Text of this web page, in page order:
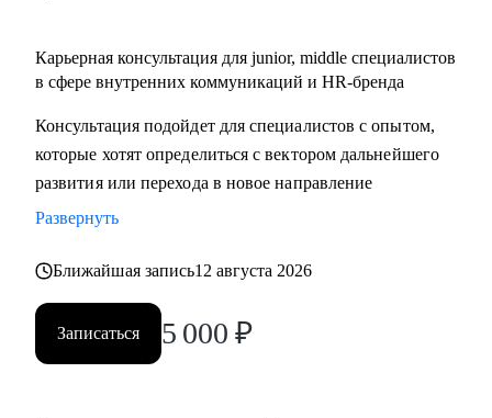
необходимые для достижения этой цели
внутренних коммуникаций, HR-бренда или
корпоративного event-менеджера, особенно в ИТ-сферу
• подготовить или переработать кейсы для поиска работы
• разработать стратегию поиска работы или роста внутри
• помочь разобраться с нюансами работы по этим
направлениями и с тем, как это устроено в различных
компаниях и отраслях
• проанализировать ваше текущее резюме и дать советы
Карьерная консультация для junior, middle специалистов
в сфере внутренних коммуникаций и HR-бренда
Консультация подойдет для специалистов с опытом,
которые хотят определиться с вектором дальнейшего
развития или перехода в новое направление
Развернуть
Ближайшая запись12 августа 2026
Записаться 5 000 ₽